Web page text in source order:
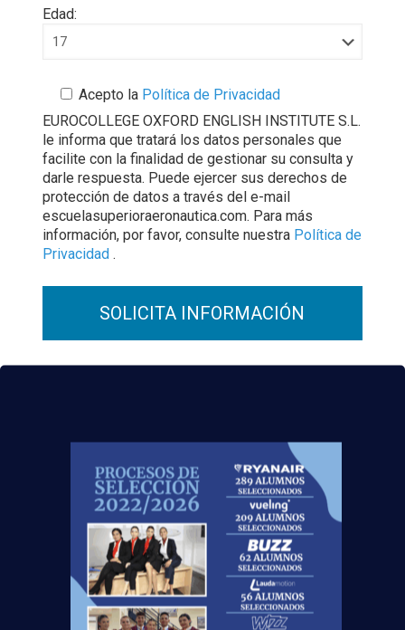
Edad:
Acepto laPolítica de Privacidad
EUROCOLLEGE OXFORD ENGLISH INSTITUTE S.L.
le informa que tratará los datos personales que
facilite con la finalidad de gestionar su consulta y
darle respuesta. Puede ejercer sus derechos de
protección de datos a través del e-mail
escuelasuperioraeronautica.com. Para más
información, por favor, consulte nuestra Política de
Privacidad .
Mapa de la aviación global 2025: las rutas más
transitadas y los países con más pasajeros
Leer más
Madrid-Barajas supera los 6 millones de
pasajeros junio: qué significa para quienes
quieren ser TCP